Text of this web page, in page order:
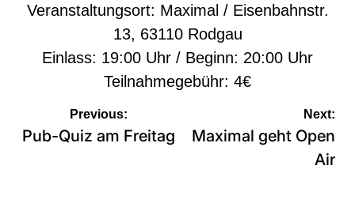
Veranstaltungsort: Maximal / Eisenbahnstr.
13, 63110 Rodgau
Einlass: 19:00 Uhr / Beginn: 20:00 Uhr
Teilnahmegebühr: 4€
Beitragsnavigation
Previous:
Pub-Quiz am Freitag
Next:
Maximal geht Open
Air